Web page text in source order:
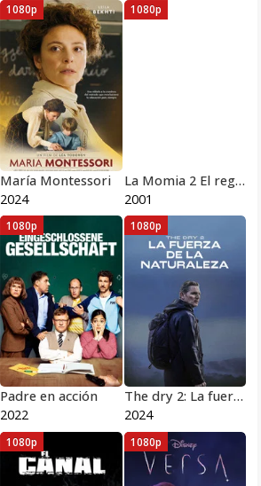
María Montessori
2024
1080p
La Momia 2 El regreso Pelicula Completa HD 1080 [MEGA] [LATINO]
2001
1080p
Padre en acción
2022
1080p
The dry 2: La fuerza de la naturaleza
2024
1080p
1080p 1080p